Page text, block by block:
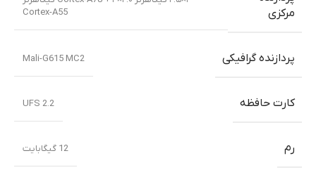
مرکزی
Cortex-A55
پردازنده گرافیکی Mali-G615 MC2
کارت حافظه UFS 2.2
رم 12 گیگابایت